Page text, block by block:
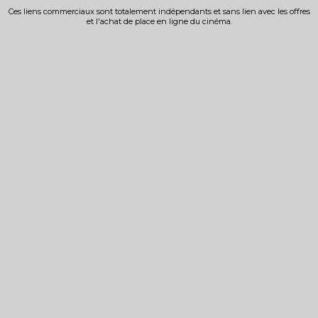
Ces liens commerciaux sont totalement indépendants et sans lien avec les offres
et l'achat de place en ligne du cinéma.